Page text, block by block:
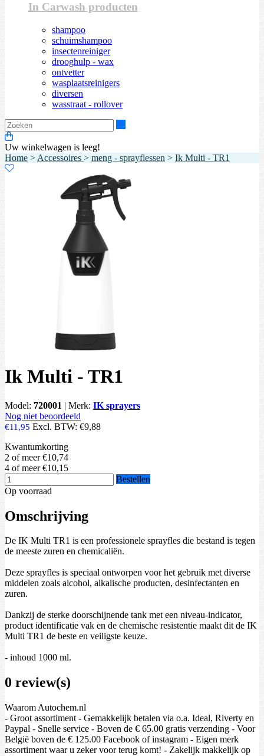
In Carwash producten
shampoo
schuimshampoo
insectenreiniger
drooghulp - wax
ontvetter
wasplaatsreinigers
diversen
wasstraat - rollover
Uw winkelwagen is leeg!
Home > Accessoires > meng - sprayflessen > Ik Multi - TR1
Ik Multi - TR1
Model: 720001 | Merk: IK sprayers
Nog niet beoordeeld
€11,95 Excl. BTW: €9,88
Kwantumkorting
2 of meer €10,74
4 of meer €10,15
Bestellen
Op voorraad
Omschrijving
De IK Multi TR1 is een professionele sprayfles die bestand is tegen
de meeste zuren en chemicaliën.
Deze sprayfles is speciaal ontworpen voor het gebruik met diverse
middelen zoals alcohol, alkalische producten, desinfectanten en
zuren.
Dankzij de sterke doorschijnende tank met een niveau-indicator,
product identificatie vak en de chemische resistentie maakt dit de IK
Multi TR1 de beste en veiligste keuze.
- inhoud 1000 ml.
0 review(s)
Waarom Autochem.nl
- Groot assortiment - Gemakkelijk betalen via o.a. Ideal, Riverty en
Paypal - Snelle service - Boven de € 65.00 gratis verzending - Voor
België boven de € 125.00 Facebook of instagram - Eigen merk
assortiment waar u zeker voor terug komt! - Zakelijk makkelijk op